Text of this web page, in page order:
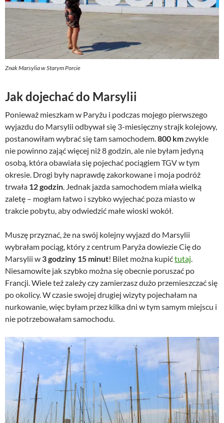
Znak Marsylia w Starym Porcie
Jak dojechać do Marsylii
Ponieważ mieszkam w Paryżu i podczas mojego pierwszego
wyjazdu do Marsylii odbywał się 3-miesięczny strajk kolejowy,
postanowiłam wybrać się tam samochodem.800 kmzwykle
nie powinno zająć więcej niż 8 godzin, ale nie byłam jedyną
osobą, która obawiała się pojechać pociągiem TGV w tym
okresie. Drogi były naprawdę zakorkowane i moja podróż
trwała 12 godzin. Jednak jazda samochodem miała wielką
zaletę – mogłam łatwo i szybko wyjechać poza miasto w
trakcie pobytu, aby odwiedzić małe wioski wokół.
Muszę przyznać, że na swój kolejny wyjazd do Marsylii
wybrałam pociąg, który z centrum Paryża dowiezie Cię do
Marsylii w 3 godziny 15 minut! Bilet można kupićtutaj.
Niesamowite jak szybko można się obecnie poruszać po
Francji. Wiele też zależy czy zamierzasz dużo przemieszczać się
po okolicy. W czasie swojej drugiej wizyty pojechałam na
nurkowanie, więc byłam przez kilka dni w tym samym miejscu i
nie potrzebowałam samochodu.